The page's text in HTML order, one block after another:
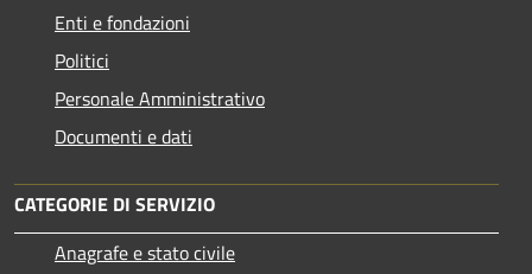
Enti e fondazioni
Politici
Personale Amministrativo
Documenti e dati
CATEGORIE DI SERVIZIO
Anagrafe e stato civile